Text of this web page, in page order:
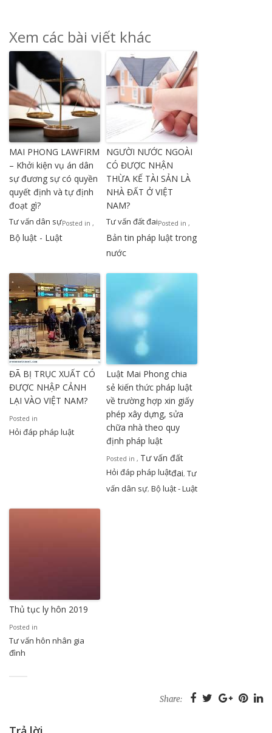
Xem các bài viết khác
MAI PHONG LAWFIRM
– Khởi kiện vụ án dân
sự đương sự có quyền
quyết định và tự định
đoạt gì?
Posted in
Tư vấn dân sự ,
Bộ luật - Luật
NGƯỜI NƯỚC NGOÀI
CÓ ĐƯỢC NHẬN
THỪA KẾ TÀI SẢN LÀ
NHÀ ĐẤT Ở VIỆT
NAM?
Posted in
Tư vấn đất đai ,
Bản tin pháp luật trong
nước
ĐÃ BỊ TRỤC XUẤT CÓ
ĐƯỢC NHẬP CẢNH
LẠI VÀO VIỆT NAM?
Posted in
Hỏi đáp pháp luật
Luật Mai Phong chia
sẻ kiến thức pháp luật
về trường hợp xin giấy
phép xây dựng, sửa
chữa nhà theo quy
định pháp luật
Posted in
Hỏi đáp pháp luật
, Tư vấn đất
đai, Tư
vấn dân sự, Bộ luật - Luật
Thủ tục ly hôn 2019
Posted in
Tư vấn hôn nhân gia
đình
Share: